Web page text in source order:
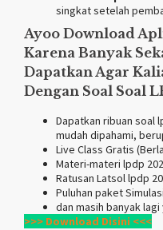
singkat setelah
Ayoo Download
Karena Banyak
Dapatkan Agar
Dengan Soal Soal
Dapatkan ribuan soal
mudah dipahami,
Live Class Gratis
Materi-materi lpdp
Ratusan Latsol lpdp
Puluhan paket
dan masih banyak lagi
>>> Download Disini <<<